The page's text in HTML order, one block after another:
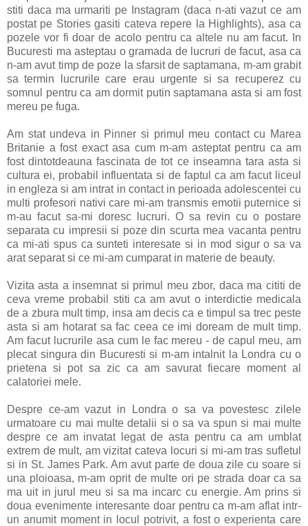
stiti daca ma urmariti pe Instagram (daca n-ati vazut ce am
postat pe Stories gasiti cateva repere la Highlights), asa ca
pozele vor fi doar de acolo pentru ca altele nu am facut. In
Bucuresti ma asteptau o gramada de lucruri de facut, asa ca
n-am avut timp de poze la sfarsit de saptamana, m-am grabit
sa termin lucrurile care erau urgente si sa recuperez cu
somnul pentru ca am dormit putin saptamana asta si am fost
mereu pe fuga.
Am stat undeva in Pinner si primul meu contact cu Marea
Britanie a fost exact asa cum m-am asteptat pentru ca am
fost dintotdeauna fascinata de tot ce inseamna tara asta si
cultura ei, probabil influentata si de faptul ca am facut liceul
in engleza si am intrat in contact in perioada adolescentei cu
multi profesori nativi care mi-am transmis emotii puternice si
m-au facut sa-mi doresc lucruri. O sa revin cu o postare
separata cu impresii si poze din scurta mea vacanta pentru
ca mi-ati spus ca sunteti interesate si in mod sigur o sa va
arat separat si ce mi-am cumparat in materie de beauty.
Vizita asta a insemnat si primul meu zbor, daca ma cititi de
ceva vreme probabil stiti ca am avut o interdictie medicala
de a zbura mult timp, insa am decis ca e timpul sa trec peste
asta si am hotarat sa fac ceea ce imi doream de mult timp.
Am facut lucrurile asa cum le fac mereu - de capul meu, am
plecat singura din Bucuresti si m-am intalnit la Londra cu o
prietena si pot sa zic ca am savurat fiecare moment al
calatoriei mele.
Despre ce-am vazut in Londra o sa va povestesc zilele
urmatoare cu mai multe detalii si o sa va spun si mai multe
despre ce am invatat legat de asta pentru ca am umblat
extrem de mult, am vizitat cateva locuri si mi-am tras sufletul
si in St. James Park. Am avut parte de doua zile cu soare si
una ploioasa, m-am oprit de multe ori pe strada doar ca sa
ma uit in jurul meu si sa ma incarc cu energie. Am prins si
doua evenimente interesante doar pentru ca m-am aflat intr-
un anumit moment in locul potrivit, a fost o experienta care